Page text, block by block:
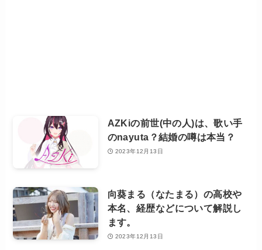
AZKiの前世(中の人)は、歌い手
のnayuta？結婚の噂は本当？
2023年12月13日
向葵まる（なたまる）の高校や
本名、経歴などについて解説し
ます。
2023年12月13日